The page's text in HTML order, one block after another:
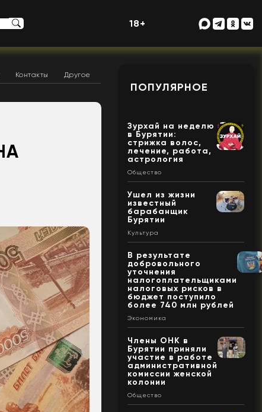
18+
Контакты Другое
ПОПУЛЯРНОЕ
Зурхай на неделю
в Бурятии:
стрижка волос,
лечение, работа,
астрология
Общество
Ушел из жизни
известный
барабанщик
Бурятии
Культура
В результате
добровольного
уточнения
налогоплательщиками
налоговых рисков в
бюджет поступило
более 740 млн рублей
Экономика
Члены ОНК в
Бурятии приняли
участие в работе
административной
комиссии женской
колонии
Общество